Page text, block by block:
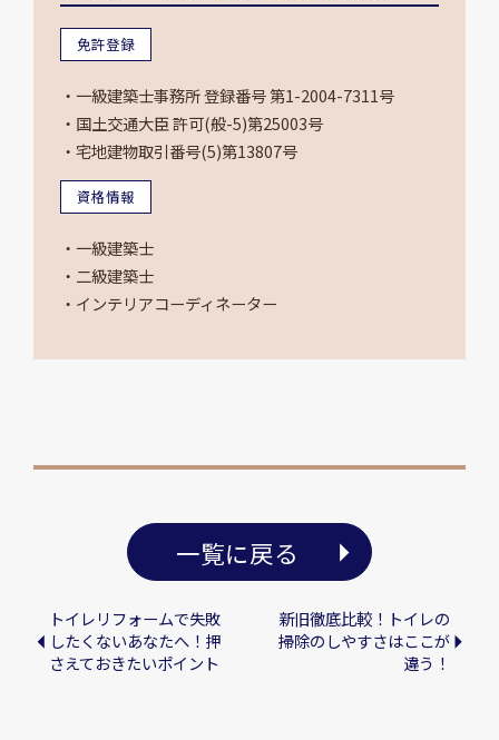
免許登録
・一級建築士事務所 登録番号 第1-2004-7311号
・国土交通大臣 許可(般-5)第25003号
・宅地建物取引番号(5)第13807号
資格情報
・一級建築士
・二級建築士
・インテリアコーディネーター
一覧に戻る
トイレリフォームで失敗
したくないあなたへ！押
さえておきたいポイント
新旧徹底比較！トイレの
掃除のしやすさはここが
違う！